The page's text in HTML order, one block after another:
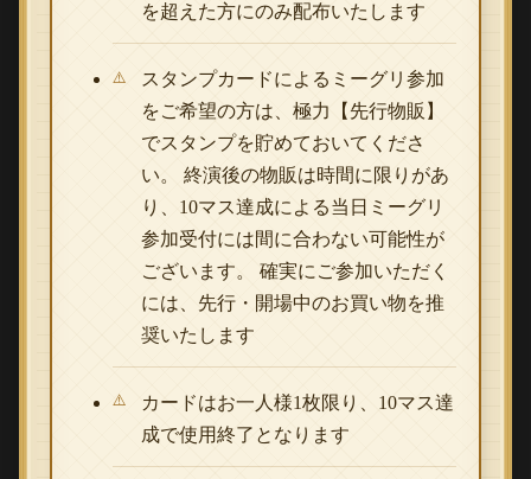
を超えた方にのみ配布いたします
スタンプカードによるミーグリ参加
をご希望の方は、極力【先行物販】
でスタンプを貯めておいてくださ
い。 終演後の物販は時間に限りがあ
り、10マス達成による当日ミーグリ
参加受付には間に合わない可能性が
ございます。 確実にご参加いただく
には、先行・開場中のお買い物を推
奨いたします
カードはお一人様1枚限り、10マス達
成で使用終了となります